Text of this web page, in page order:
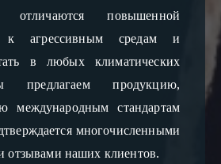
повышенной
к агрессивным средам и
в любых климатических
предлагаем продукцию,
международным стандартам
многочисленными
отзывами наших клиентов.